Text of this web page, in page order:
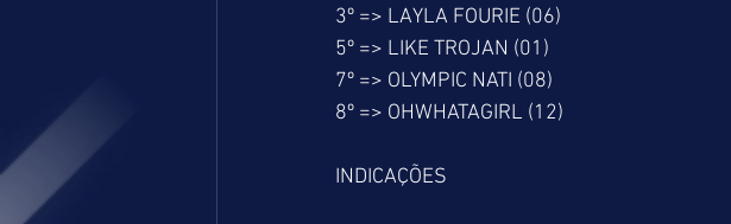
3º => LAYLA FOURIE (06)
5º => LIKE TROJAN (01)
7º => OLYMPIC NATI (08)
8º => OHWHATAGIRL (12)
INDICAÇÕES